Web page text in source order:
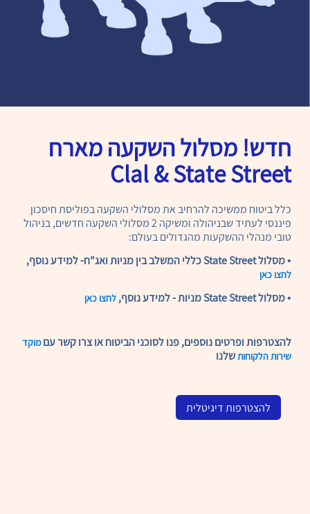
חדש! מסלול השקעה מארח
Clal & State Street
כלל ביטוח ממשיכה להרחיב את מסלולי השקעה בפוליסת חיסכון
פיננסי לעתיד שבניהולה ומשיקה 2 מסלולי השקעה חדשים, בניהול
טובי מנהלי ההשקעות מהגדולים בעולם:
• מסלול State Street כללי המשלב בין מניות ואג"ח- למידע נוסף,
לחצו כאן
• מסלול State Street מניות - למידע נוסף, לחצו כאן
להצטרפות ופרטים נוספים, פנו לסוכני הביטוח או צרו קשר עםמוקד
שירות הלקוחותשלנו
להצטרפות דיגיטלית